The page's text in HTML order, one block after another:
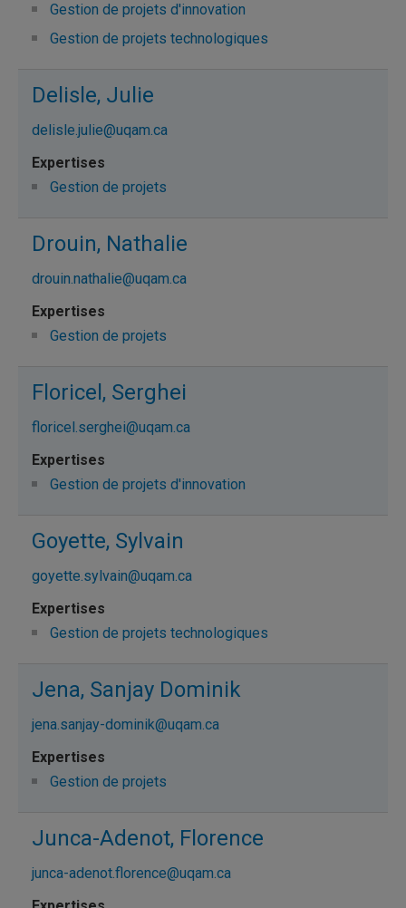
Gestion de projets d'innovation
Gestion de projets technologiques
Delisle, Julie
delisle.julie@uqam.ca
Gestion de projets
Drouin, Nathalie
drouin.nathalie@uqam.ca
Gestion de projets
Floricel, Serghei
floricel.serghei@uqam.ca
Gestion de projets d'innovation
Goyette, Sylvain
goyette.sylvain@uqam.ca
Gestion de projets technologiques
Jena, Sanjay Dominik
jena.sanjay-dominik@uqam.ca
Gestion de projets
Junca-Adenot, Florence
junca-adenot.florence@uqam.ca